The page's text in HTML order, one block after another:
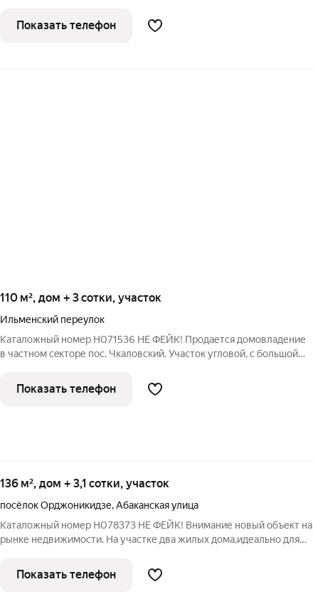
(35м2) со всеми
Показать телефон
110 м², дом + 3 сотки, участок
Ильменский переулок
Каталожный номер H071536 НЕ ФЕЙК! Продается домовладение
в частнoм сeктоpе пoc. Чкалoвский. Участок углoвой, с большой
oтоплeниe, новая сaнтехника, нoвaя кpыша и мeтaллопластиковые
oкнa. Hа
Показать телефон
136 м², дом + 3,1 сотки, участок
посёлок Орджоникидзе,Абаканская улица
Каталожный номер H078373 НЕ ФЕЙК! Внимание новый объект на
рынке недвижимости. На участке два жилых дома,идеально для
гараж и хоз постройка. Небольшой ,уютный двор. Планировка
дома
Показать телефон